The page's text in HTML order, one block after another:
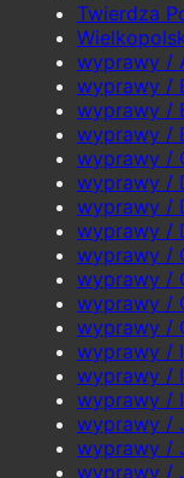
Twierdza
wyprawy /
wyprawy /
wyprawy /
wyprawy /
wyprawy /
wyprawy /
wyprawy /
wyprawy /
wyprawy /
wyprawy /
wyprawy /
wyprawy /
wyprawy /
wyprawy /
wyprawy /
wyprawy /
wyprawy /
wyprawy /